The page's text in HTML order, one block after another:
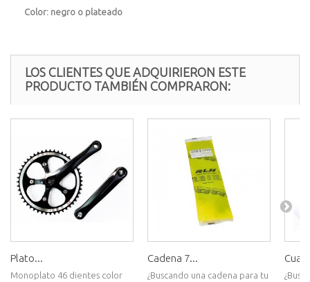
Color: negro o plateado
LOS CLIENTES QUE ADQUIRIERON ESTE
PRODUCTO TAMBIÉN COMPRARON:
Plato...
Monoplato 46 dientes color
Cadena 7...
¿Buscando una cadena para tu